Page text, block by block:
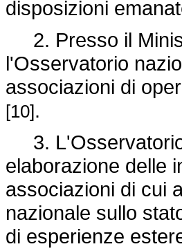
disposizioni
2. Presso il
l'Osservatorio
associazioni di
[10].
3. L'Osservatorio
elaborazione delle
associazioni di cui
nazionale sullo
di esperienze